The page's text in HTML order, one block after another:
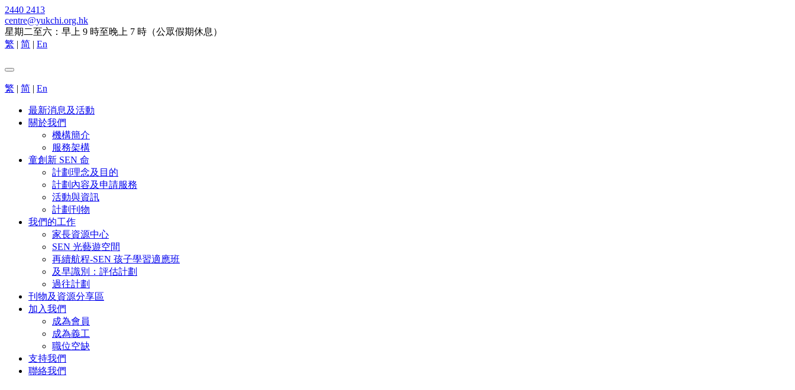
2440 2413
centre@yukchi.org.hk
星期二至六：早上 9 時至晚上 7 時（公眾假期休息）
繁 | 简 | En
繁 | 简 | En
最新消息及活動
關於我們
機構簡介
服務架構
童創新 SEN 命
計劃理念及目的
計劃內容及申請服務
活動與資訊
計劃刊物
我們的工作
家長資源中心
SEN 光藝遊空間
再續航程-SEN 孩子學習適應班
及早識別：評估計劃
過往計劃
刊物及資源分享區
加入我們
成為會員
成為義工
職位空缺
支持我們
聯絡我們